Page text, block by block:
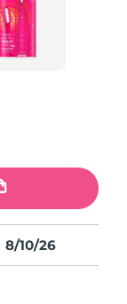
8/10/26